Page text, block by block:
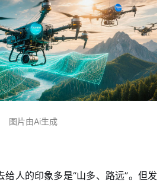
图片由Ai生成
人的印象多是“山多、路远”。但发